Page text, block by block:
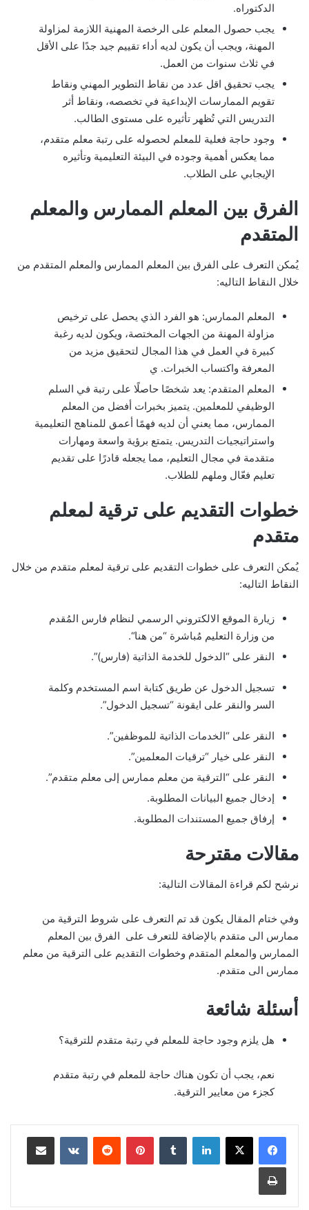
الدكتوراه.
يجب حصول المعلم على الرخصة المهنية اللازمة لمزاولة
المهنة، ويجب أن يكون لديه أداء تقييم جيد جدًا على الأقل
في ثلاث سنوات من العمل.
يجب تحقيق اقل عدد من نقاط التطوير المهني ونقاط
تقويم الممارسات الإبداعية في تخصصه، ونقاط أثر
التدريس التي تُظهر تأثيره على مستوى الطالب.
وجود حاجة فعلية للمعلم لحصوله على رتبة معلم متقدم،
مما يعكس أهمية وجوده في البيئة التعليمية وتأثيره
الإيجابي على الطلاب.
الفرق بين المعلم الممارس والمعلم
المتقدم
يُمكن التعرف على الفرق بين المعلم الممارس والمعلم المتقدم من
خلال النقاط التاليه:
المعلم الممارس: هو الفرد الذي يحصل على ترخيص
مزاولة المهنة من الجهات المختصة، ويكون لديه رغبة
كبيرة في العمل في هذا المجال لتحقيق مزيد من
المعرفة واكتساب الخبرات. ي
المعلم المتقدم: يعد شخصًا حاصلًا على رتبة في السلم
الوظيفي للمعلمين. يتميز بخبرات أفضل من المعلم
الممارس، مما يعني أن لديه فهمًا أعمق للمناهج التعليمية
واستراتيجيات التدريس. يتمتع برؤية واسعة ومهارات
متقدمة في مجال التعليم، مما يجعله قادرًا على تقديم
تعليم فعّال وملهم للطلاب.
خطوات التقديم على ترقية لمعلم
متقدم
يُمكن التعرف على خطوات التقديم على ترقية لمعلم متقدم من خلال
النقاط التاليه:
زيارة الموقع الالكتروني الرسمي لنظام فارس المُقدم
من وزارة التعليم مُباشرة “من هنا“.
النقر على “الدخول للخدمة الذاتية (فارس)”.
تسجيل الدخول عن طريق كتابة اسم المستخدم وكلمة
السر والنقر على ايقونة “تسجيل الدخول”.
النقر على “الخدمات الذاتية للموظفين”.
النقر على خيار “ترقيات المعلمين”.
النقر على “الترقية من معلم ممارس إلى معلم متقدم”.
إدخال جميع البيانات المطلوبة.
إرفاق جميع المستندات المطلوبة.
مقالات مقترحة
نرشح لكم قراءة المقالات التالية:
وفي ختام المقال يكون قد تم التعرف على شروط الترقية من
ممارس الى متقدم بالإضافة للتعرف على الفرق بين المعلم
الممارس والمعلم المتقدم وخطوات التقديم على الترقية من معلم
ممارس الى متقدم.
أسئلة شائعة
هل يلزم وجود حاجة للمعلم في رتبة متقدم للترقية؟
نعم، يجب أن تكون هناك حاجة للمعلم في رتبة متقدم
كجزء من معايير الترقية.
لينكدإن بينتيريست مشاركة عبر البريد
طباعة